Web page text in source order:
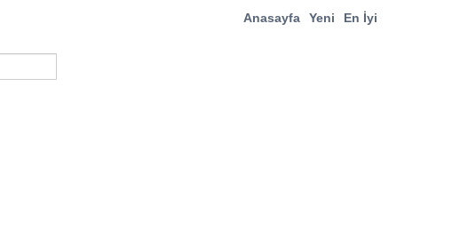
Anasayfa Yeni En İyi